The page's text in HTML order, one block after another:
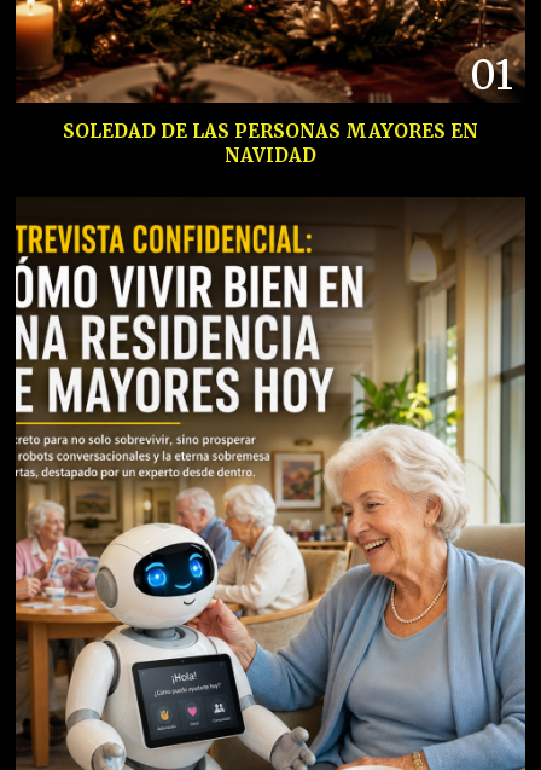
01
SOLEDAD DE LAS PERSONAS MAYORES EN
NAVIDAD